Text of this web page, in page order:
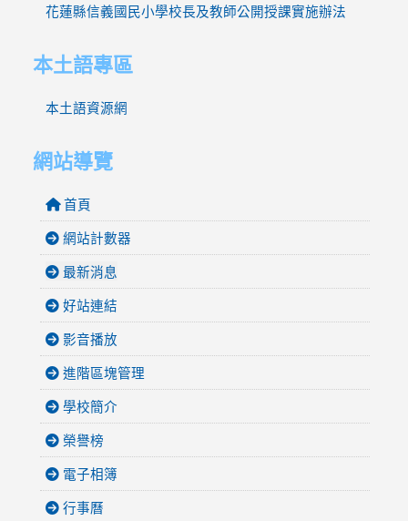
花蓮縣信義國民小學校長及教師公開授課實施辦法
本土語專區
本土語資源網
網站導覽
首頁
網站計數器
最新消息
好站連結
影音播放
進階區塊管理
學校簡介
榮譽榜
電子相簿
行事曆